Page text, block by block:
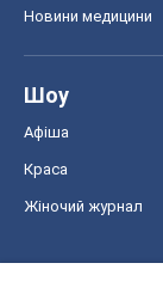
Новини медицини
Шоу
Афіша
Краса
Жіночий журнал